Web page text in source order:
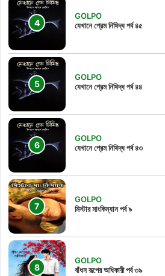
GOLPO
যেখানে প্রেম নিষিদ্ধ পর্ব ৪৫
GOLPO
যেখানে প্রেম নিষিদ্ধ পর্ব ৪৪
GOLPO
যেখানে প্রেম নিষিদ্ধ পর্ব ৪৩
GOLPO
মিস্টার মাংকিম্যান পর্ব ৯
GOLPO
বাঁধন রূপের অধিকারী পর্ব ৩৯